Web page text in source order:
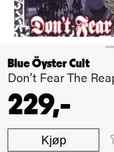
Blue Öyster Cult
Don't Fear The
229,-
Kjøp